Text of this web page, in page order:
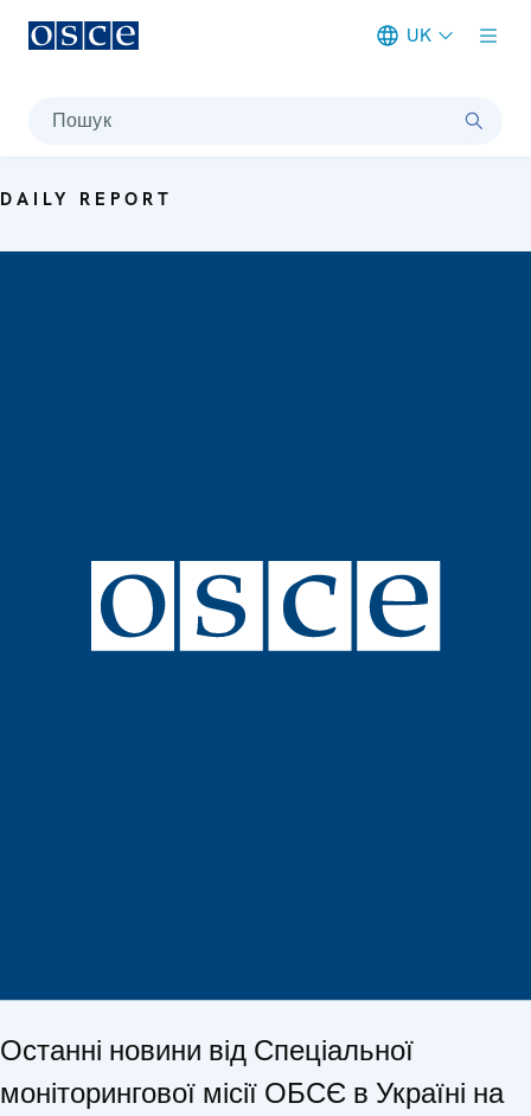
UK
Пошук
DAILY REPORT
Останні новини від Спеціальної
моніторингової місії ОБСЄ в Україні на